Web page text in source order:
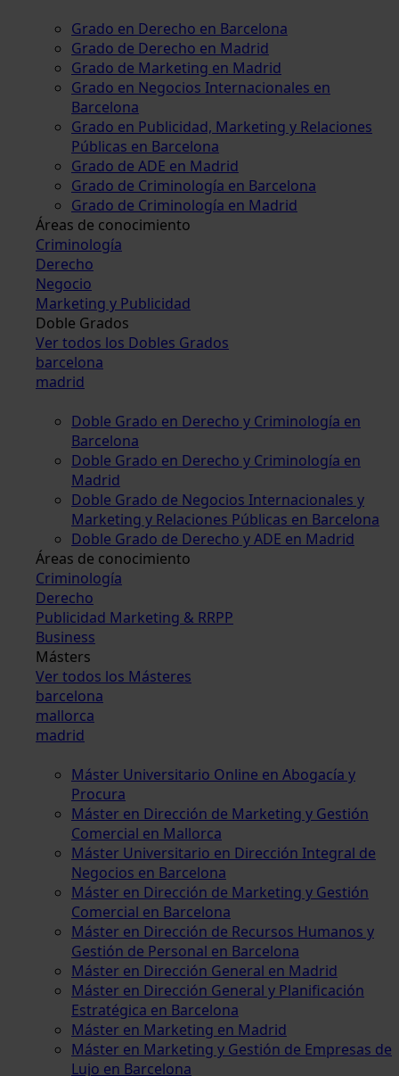
Grado en Derecho en Barcelona
Grado de Derecho en Madrid
Grado de Marketing en Madrid
Grado en Negocios Internacionales en
Barcelona
Grado en Publicidad, Marketing y Relaciones
Públicas en Barcelona
Grado de ADE en Madrid
Grado de Criminología en Barcelona
Grado de Criminología en Madrid
Áreas de conocimiento
Criminología
Derecho
Negocio
Marketing y Publicidad
Doble Grados
Ver todos los Dobles Grados
barcelona
madrid
Doble Grado en Derecho y Criminología en
Barcelona
Doble Grado en Derecho y Criminología en
Madrid
Doble Grado de Negocios Internacionales y
Marketing y Relaciones Públicas en Barcelona
Doble Grado de Derecho y ADE en Madrid
Áreas de conocimiento
Criminología
Derecho
Publicidad Marketing & RRPP
Business
Másters
Ver todos los Másteres
barcelona
mallorca
madrid
Máster Universitario Online en Abogacía y
Procura
Máster en Dirección de Marketing y Gestión
Comercial en Mallorca
Máster Universitario en Dirección Integral de
Negocios en Barcelona
Máster en Dirección de Marketing y Gestión
Comercial en Barcelona
Máster en Dirección de Recursos Humanos y
Gestión de Personal en Barcelona
Máster en Dirección General en Madrid
Máster en Dirección General y Planificación
Estratégica en Barcelona
Máster en Marketing en Madrid
Máster en Marketing y Gestión de Empresas de
Lujo en Barcelona